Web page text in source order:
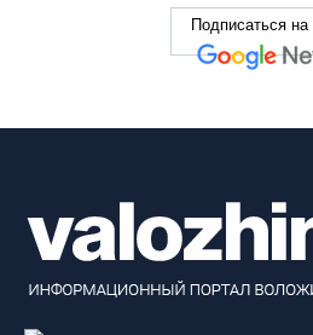
Подписаться на